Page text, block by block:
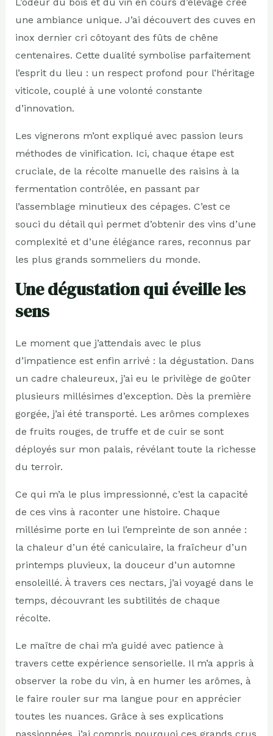
une ambiance unique. J’ai découvert des cuves en
inox dernier cri côtoyant des fûts de chêne
centenaires. Cette dualité symbolise parfaitement
l’esprit du lieu : un respect profond pour l’héritage
viticole, couplé à une volonté constante
d’innovation.
Les vignerons m’ont expliqué avec passion leurs
méthodes de vinification. Ici, chaque étape est
cruciale, de la récolte manuelle des raisins à la
fermentation contrôlée, en passant par
l’assemblage minutieux des cépages. C’est ce
souci du détail qui permet d’obtenir des vins d’une
complexité et d’une élégance rares, reconnus par
les plus grands sommeliers du monde.
Une dégustation qui éveille les
sens
Le moment que j’attendais avec le plus
d’impatience est enfin arrivé : la dégustation. Dans
un cadre chaleureux, j’ai eu le privilège de goûter
plusieurs millésimes d’exception. Dès la première
gorgée, j’ai été transporté. Les arômes complexes
de fruits rouges, de truffe et de cuir se sont
déployés sur mon palais, révélant toute la richesse
du terroir.
Ce qui m’a le plus impressionné, c’est la capacité
de ces vins à raconter une histoire. Chaque
millésime porte en lui l’empreinte de son année :
la chaleur d’un été caniculaire, la fraîcheur d’un
printemps pluvieux, la douceur d’un automne
ensoleillé. À travers ces nectars, j’ai voyagé dans le
temps, découvrant les subtilités de chaque
récolte.
Le maître de chai m’a guidé avec patience à
travers cette expérience sensorielle. Il m’a appris à
observer la robe du vin, à en humer les arômes, à
le faire rouler sur ma langue pour en apprécier
toutes les nuances. Grâce à ses explications
passionnées, j’ai compris pourquoi ces grands crus